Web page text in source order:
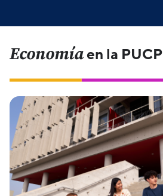
Economíaen la PUCP